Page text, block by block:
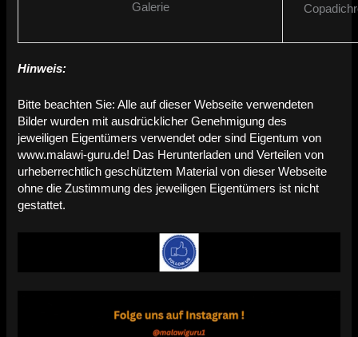
Galerie
Hinweis:
Bitte beachten Sie: Alle auf dieser Webseite verwendeten
Bilder wurden mit ausdrücklicher Genehmigung des
jeweiligen Eigentümers verwendet oder sind Eigentum von
www.malawi-guru.de! Das Herunterladen und Verteilen von
urheberrechtlich geschütztem Material von dieser Webseite
ohne die Zustimmung des jeweiligen Eigentümers ist nicht
gestattet.